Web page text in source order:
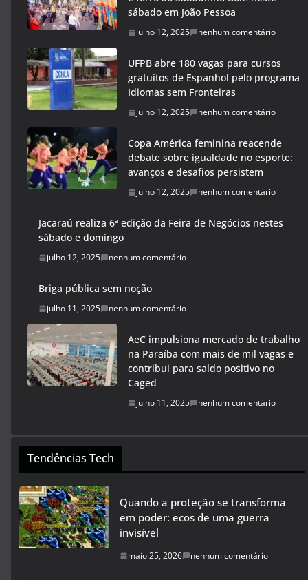
sábado em João Pessoa
julho 12, 2025 nenhum comentário
UFPB abre 180 vagas para cursos
gratuitos de Espanhol pelo programa
Idiomas sem Fronteiras
julho 12, 2025 nenhum comentário
Copa América feminina reacende
debate sobre igualdade no esporte:
avanços e desafios persistem
julho 12, 2025 nenhum comentário
Jacaraú realiza 6ª edição da Feira de Negócios nestes
sábado e domingo
julho 12, 2025 nenhum comentário
Briga pública sem noção
julho 11, 2025 nenhum comentário
AeC impulsiona mercado de trabalho
na Paraíba com mais de mil vagas e
contribui para saldo positivo no
Caged
julho 11, 2025 nenhum comentário
Tendências Tech
Quando a proteção se transforma
em poder: ecos de uma guerra
invisível
maio 25, 2026 nenhum comentário